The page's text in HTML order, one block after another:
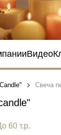
Видео
Свеча
60 т.р.